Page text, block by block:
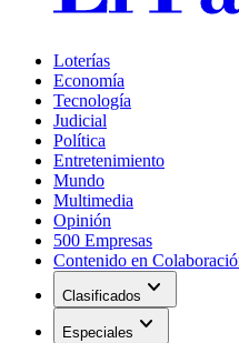
Loterías
Economía
Tecnología
Judicial
Política
Entretenimiento
Mundo
Multimedia
Opinión
500 Empresas
Contenido en
Clasificados expand_more
Especiales expand_more